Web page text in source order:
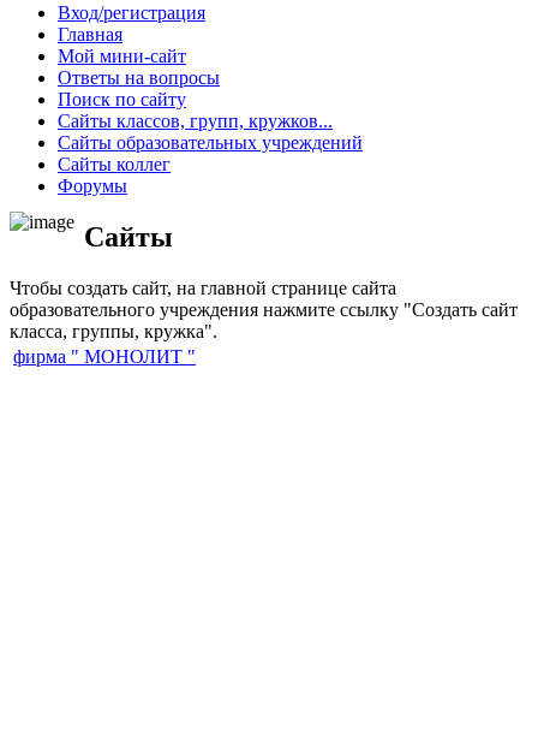
Вход/регистрация
Главная
Мой мини-сайт
Ответы на вопросы
Поиск по сайту
Сайты классов, групп, кружков...
Сайты образовательных учреждений
Сайты коллег
Форумы
Сайты
Чтобы создать сайт, на главной странице сайта
образовательного учреждения нажмите ссылку "Создать сайт
класса, группы, кружка".
фирма " МОНОЛИТ "